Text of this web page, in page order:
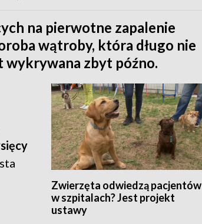
na pierwotne zapalenie
wątroby, która długo nie
wykrywana zbyt późno.
Zwierzęta odwiedzą pacjentów
w szpitalach? Jest projekt
ustawy